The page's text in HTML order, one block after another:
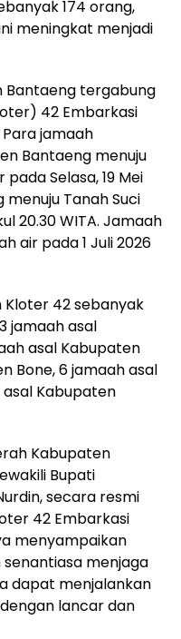
174 orang,
meningkat menjadi
Bantaeng tergabung
42 Embarkasi
jamaah
Bantaeng menuju
Selasa, 19 Mei
Tanah Suci
20.30 WITA. Jamaah
air pada 1 Juli 2026
42 sebanyak
jamaah asal
asal Kabupaten
Bone, 6 jamaah asal
Kabupaten
Kabupaten
Bupati
secara resmi
42 Embarkasi
menyampaikan
menjaga
dapat menjalankan
lancar dan